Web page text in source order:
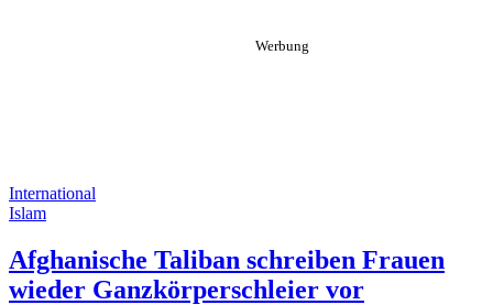
International
Islam
Afghanische Taliban schreiben Frauen
wieder Ganzkörperschleier vor